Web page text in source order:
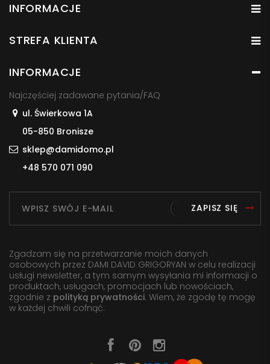
INFORMACJE
STREFA KLIENTA
INFORMACJE
Najczęściej zadawane pytania/FAQ
ul. Świerkowa 1A
05-850 Bronisze
sklep@damidomo.pl
+48 570 071 090
ZAPISZ SIĘ
Zgadzam się na przetwarzanie moich danych
osobowych przez DAMI DAVID GRIGORYAN w celu realizacji
usługi newsletter, a tym samym wysyłania mi informacji o
produktach, usługach, promocjach lub nowościach,
zgodnie z polityką prywatności. Wiem, że zgodę tę mogę
w każdej chwili cofnąć.